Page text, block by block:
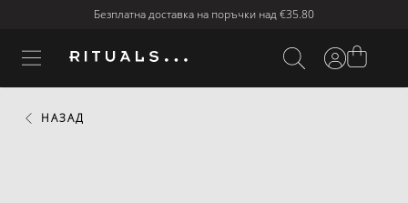
Безплатна доставка на поръчки над€35.80
НАЗАД